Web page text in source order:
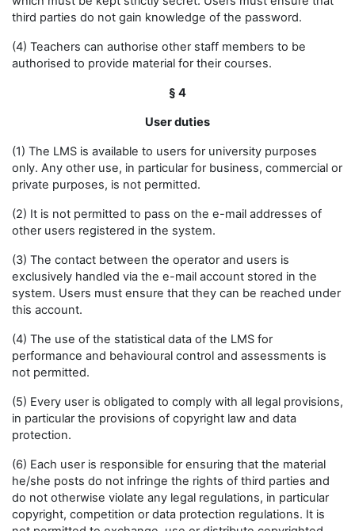
third parties do not gain knowledge of the password.
(4) Teachers can authorise other staff members to be
authorised to provide material for their courses.
§ 4
User duties
(1) The LMS is available to users for university purposes
only. Any other use, in particular for business, commercial or
private purposes, is not permitted.
(2) It is not permitted to pass on the e-mail addresses of
other users registered in the system.
(3) The contact between the operator and users is
exclusively handled via the e-mail account stored in the
system. Users must ensure that they can be reached under
this account.
(4) The use of the statistical data of the LMS for
performance and behavioural control and assessments is
not permitted.
(5) Every user is obligated to comply with all legal provisions,
in particular the provisions of copyright law and data
protection.
(6) Each user is responsible for ensuring that the material
he/she posts do not infringe the rights of third parties and
do not otherwise violate any legal regulations, in particular
copyright, competition or data protection regulations. It is